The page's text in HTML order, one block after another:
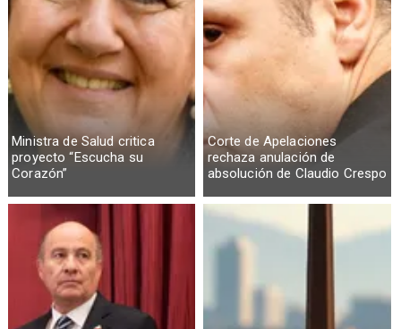
Ministra de Salud critica
proyecto “Escucha su
Corazón”
Corte de Apelaciones
rechaza anulación de
absolución de Claudio Crespo